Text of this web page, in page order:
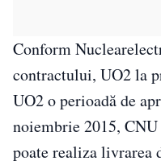
Conform
contractului, UO2 la
UO2 o perioadă de
noiembrie 2015,
poate realiza livrarea